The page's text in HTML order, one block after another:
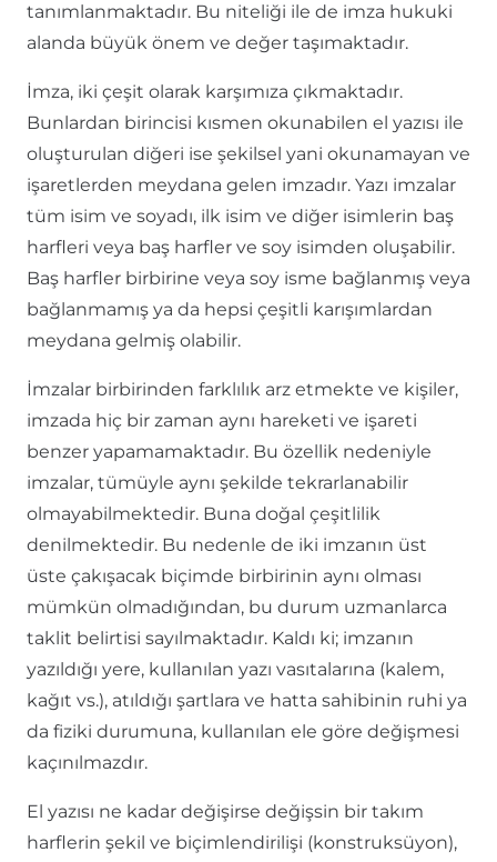
tanımlanmaktadır. Bu niteliği ile de imza hukuki
alanda büyük önem ve değer taşımaktadır.
İmza, iki çeşit olarak karşımıza çıkmaktadır.
Bunlardan birincisi kısmen okunabilen el yazısı ile
oluşturulan diğeri ise şekilsel yani okunamayan ve
işaretlerden meydana gelen imzadır. Yazı imzalar
tüm isim ve soyadı, ilk isim ve diğer isimlerin baş
harfleri veya baş harfler ve soy isimden oluşabilir.
Baş harfler birbirine veya soy isme bağlanmış veya
bağlanmamış ya da hepsi çeşitli karışımlardan
meydana gelmiş olabilir.
İmzalar birbirinden farklılık arz etmekte ve kişiler,
imzada hiç bir zaman aynı hareketi ve işareti
benzer yapamamaktadır. Bu özellik nedeniyle
imzalar, tümüyle aynı şekilde tekrarlanabilir
olmayabilmektedir. Buna doğal çeşitlilik
denilmektedir. Bu nedenle de iki imzanın üst
üste çakışacak biçimde birbirinin aynı olması
mümkün olmadığından, bu durum uzmanlarca
taklit belirtisi sayılmaktadır. Kaldı ki; imzanın
yazıldığı yere, kullanılan yazı vasıtalarına (kalem,
kağıt vs.), atıldığı şartlara ve hatta sahibinin ruhi ya
da fiziki durumuna, kullanılan ele göre değişmesi
kaçınılmazdır.
El yazısı ne kadar değişirse değişsin bir takım
harflerin şekil ve biçimlendirilişi (konstruksüyon),